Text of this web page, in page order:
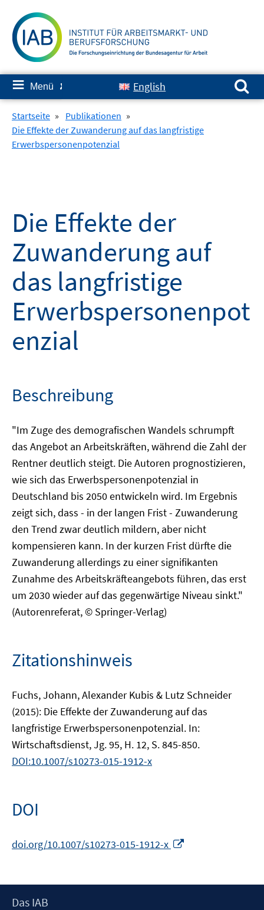
zum
Inhalt
≡ Menü ✘ English
Suchen nach:
Startseite » Publikationen »
Die Effekte der Zuwanderung auf das langfristige
Erwerbspersonenpotenzial
Die Effekte der
Zuwanderung auf
das langfristige
Erwerbspersonenpot
enzial
Beschreibung
"Im Zuge des demografischen Wandels schrumpft
das Angebot an Arbeitskräften, während die Zahl der
Rentner deutlich steigt. Die Autoren prognostizieren,
wie sich das Erwerbspersonenpotenzial in
Deutschland bis 2050 entwickeln wird. Im Ergebnis
zeigt sich, dass - in der langen Frist - Zuwanderung
den Trend zwar deutlich mildern, aber nicht
kompensieren kann. In der kurzen Frist dürfte die
Zuwanderung allerdings zu einer signifikanten
Zunahme des Arbeitskräfteangebots führen, das erst
um 2030 wieder auf das gegenwärtige Niveau sinkt."
(Autorenreferat, © Springer-Verlag)
Zitationshinweis
Fuchs, Johann, Alexander Kubis & Lutz Schneider
(2015): Die Effekte der Zuwanderung auf das
langfristige Erwerbspersonenpotenzial. In:
Wirtschaftsdienst, Jg. 95, H. 12, S. 845-850.
DOI:10.1007/s10273-015-1912-x
DOI
doi.org/10.1007/s10273-015-1912-x
öffnen
Footer
Das IAB